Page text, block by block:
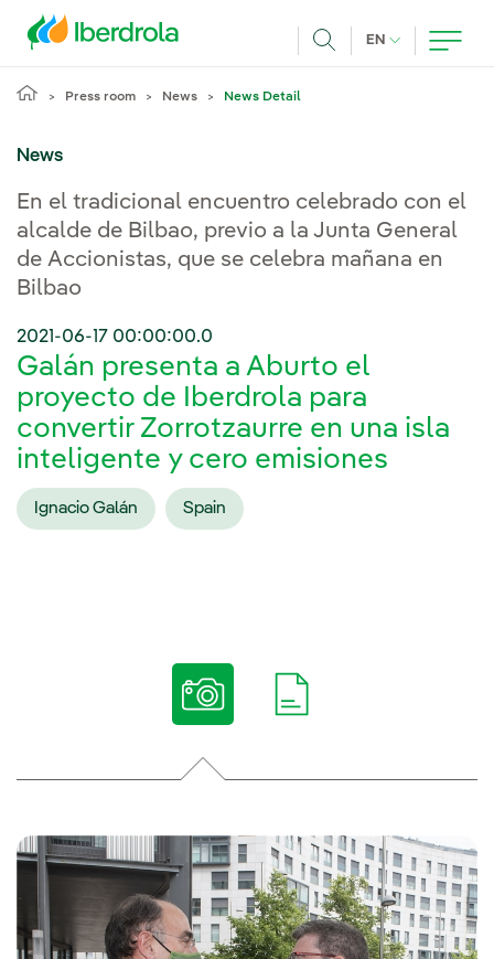
EN CURRENT
Press room News News Detail
News
En el tradicional encuentro celebrado con el
alcalde de Bilbao, previo a la Junta General
de Accionistas, que se celebra mañana en
Bilbao
2021-06-17 00:00:00.0
Galán presenta a Aburto el
proyecto de Iberdrola para
convertir Zorrotzaurre en una isla
inteligente y cero emisiones
Ignacio Galán Spain